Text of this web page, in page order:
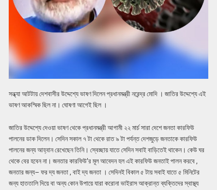
সন্ধ্যা আটটায় দেশবাসীর উদ্দেশ্যে ভাষণ দিলেন প্রধানমন্ত্রী নরেন্দ্র মোদি । জাতির উদ্দেশ্যে এই
ভাষণ আকস্মিক ছিল না। ঘোষণা আগেই ছিল ।
জাতির উদ্দেশ্যে দেওয়া ভাষণ থেকে প্রধানমন্ত্রী আগামী ২২ মার্চ সারা দেশে জনতা কারফিউ
পালনের ডাক দিলেন। সেদিন সকাল ৭ টা থেকে রাত ৯ টা পর্যন্ত দেশজুড়ে জনতাকে কারফিউ
পালনের জন্য আহ্বান রেখেছেন তিনি। স্বেচ্ছায় যাতে সেদিন সবাই বাড়িতেই থাকেন। কেউ ঘর
থেকে বের হবেন না। জনতার কারফিউ’র মূল আবেদন হল এই কারফিউ জনতাই পালন করবে ,
জনতার জন্য– ফর দ্য জনতা , বাই দ্য জনতা । সেদিনই বিকাল ৫ টায় সবাই যাতে ৫ মিনিটের
জন্য হাততালি দিয়ে বা অন্য কোন উপায়ে যারা করোনা ভাইরাস আক্রান্ত ব্যক্তিদের স্বাস্থ্য